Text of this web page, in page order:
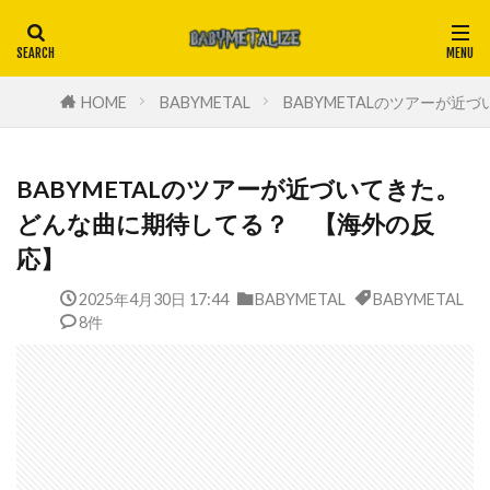
HOME BABYMETAL BABYMETALのツアーが近
BABYMETALのツアーが近づいてきた。
どんな曲に期待してる？ 【海外の反
応】
2025年4月30日 17:44 BABYMETAL
BABYMETAL
8件